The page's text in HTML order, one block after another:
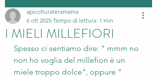
I MIELI MILLEFIORI
apicolturateramama
6 ott 2025 Tempo di lettura: 1 min
Spesso ci sentiamo dire: " mmm no
non ho voglia del millefiori è un
miele troppo dolce", oppure "